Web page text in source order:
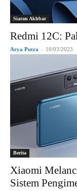
Siaran Akhbar
Redmi 12C:
Arya Putra - 10/03/2023
Berita
Xiaomi
Sistem